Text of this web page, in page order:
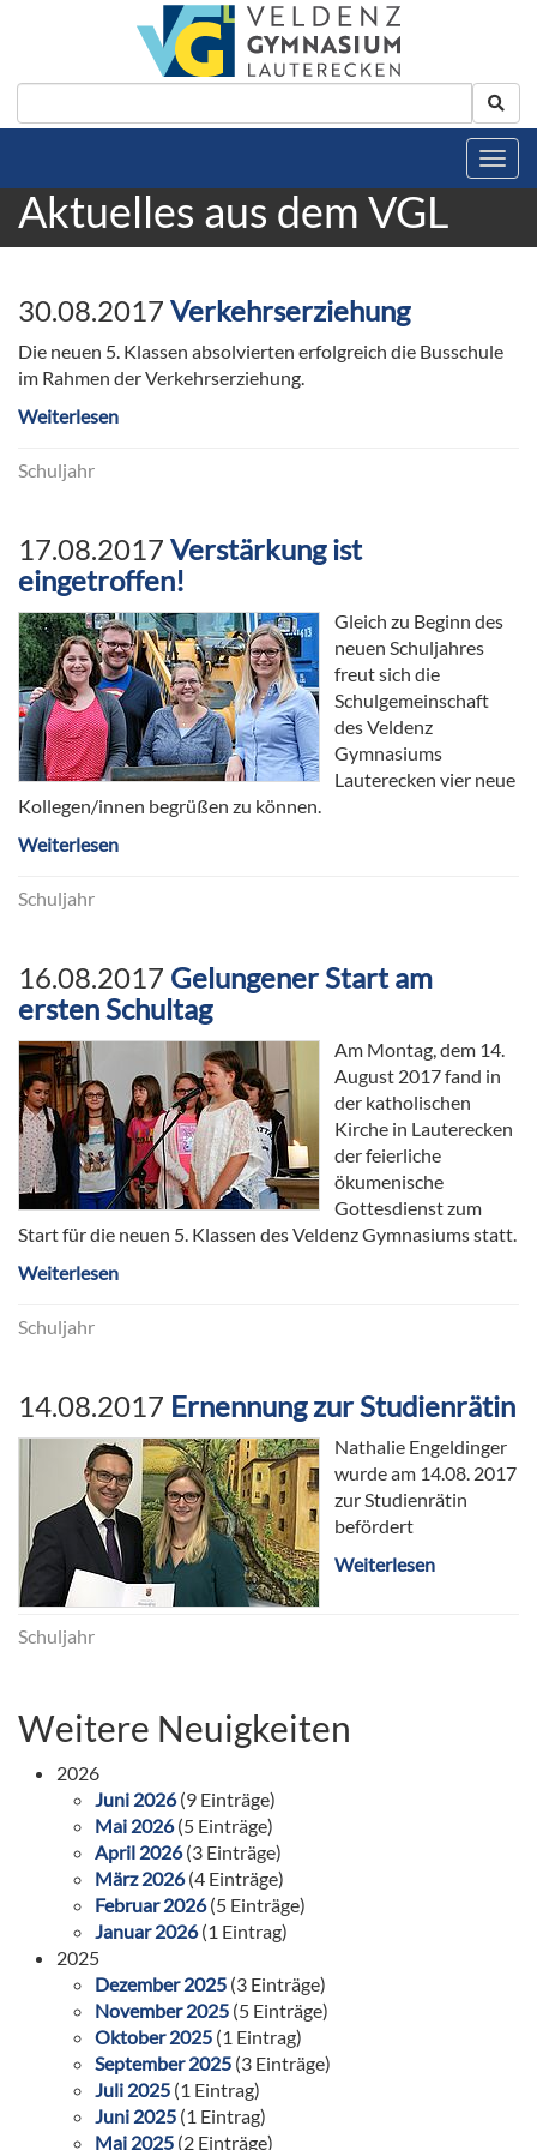
Aktuelles aus dem VGL
30.08.2017 Verkehrserziehung
Die neuen 5. Klassen absolvierten erfolgreich die Busschule
im Rahmen der Verkehrserziehung.
Weiterlesen
Schuljahr
17.08.2017 Verstärkung ist
eingetroffen!
Gleich zu Beginn des
neuen Schuljahres
freut sich die
Schulgemeinschaft
des Veldenz
Gymnasiums
Lauterecken vier neue
Kollegen/innen begrüßen zu können.
Weiterlesen
Schuljahr
16.08.2017 Gelungener Start am
ersten Schultag
Am Montag, dem 14.
August 2017 fand in
der katholischen
Kirche in Lauterecken
der feierliche
ökumenische
Gottesdienst zum
Start für die neuen 5. Klassen des Veldenz Gymnasiums statt.
Weiterlesen
Schuljahr
14.08.2017 Ernennung zur Studienrätin
Nathalie Engeldinger
wurde am 14.08. 2017
zur Studienrätin
befördert
Weiterlesen
Schuljahr
Weitere Neuigkeiten
2026
Juni 2026(9 Einträge)
Mai 2026(5 Einträge)
April 2026(3 Einträge)
März 2026(4 Einträge)
Februar 2026(5 Einträge)
Januar 2026(1 Eintrag)
2025
Dezember 2025 (3 Einträge)
November 2025 (5 Einträge)
Oktober 2025 (1 Eintrag)
September 2025 (3 Einträge)
Juli 2025 (1 Eintrag)
Juni 2025 (1 Eintrag)
Mai 2025 (2 Einträge)